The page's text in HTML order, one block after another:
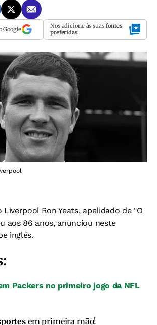
Google Nos adicione às suas fontes
preferidas
Ron Yeats, apelidado de "O
aos 86 anos, anunciou neste
inglês.
Packers no primeiro jogo da NFL
em primeira mão!